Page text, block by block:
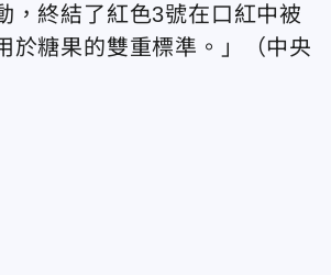
，終結了紅色3號在口紅中被
於糖果的雙重標準。」（中央